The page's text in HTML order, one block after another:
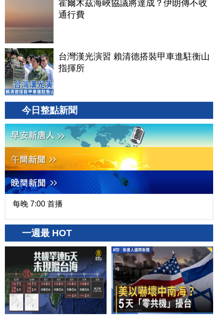
霍爾木茲海峽協議將達成？伊朗傳不收
通行費
台灣漢光演習 賴清德搭裝甲車進駐衡山
指揮所
今日整點新聞
每晚 7:00 首播
一週最 HOT